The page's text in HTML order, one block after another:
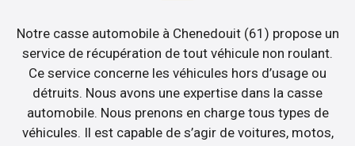
Notre casse automobile à Chenedouit (61) propose un
service de récupération de tout véhicule non roulant.
Ce service concerne les véhicules hors d’usage ou
détruits. Nous avons une expertise dans la casse
automobile. Nous prenons en charge tous types de
véhicules. Il est capable de s’agir de voitures, motos,